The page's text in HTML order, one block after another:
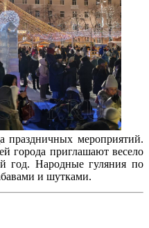
праздничных мероприятий.
города приглашают весело
год. Народные гуляния по
и шутками.